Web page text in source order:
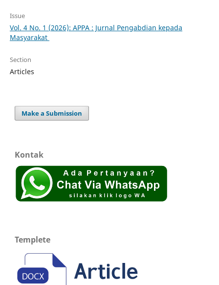
Issue
Vol. 4 No. 1 (2026): APPA : Jurnal Pengabdian kepada
Masyarakat
Section
Articles
Make a Submission
Kontak
Templete